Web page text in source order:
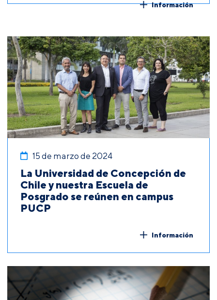
Información
15 de marzo de 2024
La Universidad de Concepción de
Chile y nuestra Escuela de
Posgrado se reúnen en campus
PUCP
Información